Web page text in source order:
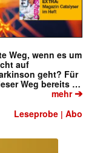
Weg, wenn es um
auf
geht? Für
Weg bereits …
mehr➔
Leseprobe |Abo